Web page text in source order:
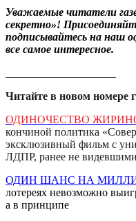
Уважаемые читатели
секретно»!
подписывайтесь на наш
все самое интересное.
Читайте в новом номере
ОДИНОЧЕСТВО
кончиной политика
эксклюзивный фильм с
ЛДПР, ранее не видевшими
ОДИН ШАНС НА
лотереях невозможно
а в принципе